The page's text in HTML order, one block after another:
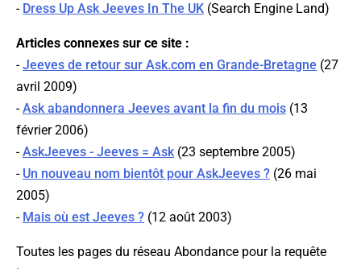
- Dress Up Ask Jeeves In The UK (Search Engine Land)
Articles connexes sur ce site :
-Jeeves de retour sur Ask.com en Grande-Bretagne (27
avril 2009)
-Ask abandonnera Jeeves avant la fin du mois (13
février 2006)
-AskJeeves - Jeeves = Ask(23 septembre 2005)
- Un nouveau nom bientôt pour AskJeeves ? (26 mai
2005)
- Mais où est Jeeves ? (12 août 2003)
Toutes les pages du réseau Abondance pour la requête